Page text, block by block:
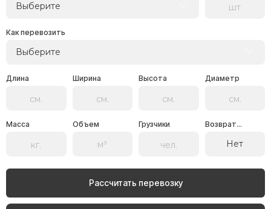
Выберите
Как перевозить
Выберите
Длина Ширина Высота Диаметр
Масса Объем Грузчики Возврат...
Нет
Рассчитать перевозку